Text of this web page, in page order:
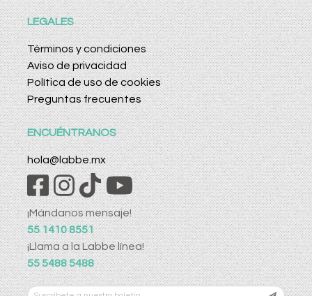
LEGALES
Términos y condiciones
Aviso de privacidad
Política de uso de cookies
Preguntas frecuentes
ENCUÉNTRANOS
hola@labbe.mx
¡Mándanos mensaje!
55 1410 8551
¡Llama a la Labbe línea!
55 5488 5488